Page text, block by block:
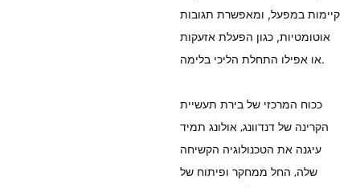
קיימות במפעל, ומאפשרת תגובות
אוטומטיות, כגון הפעלת אזעקות
או אפילו התחלת הליכי בלימה.
ככוח המרכזי של בירת תעשיית
הקרינה של דנדוונג, אולונג תמיד
עיגנה את הטכנולוגיה הקשיחה
שלה, החל ממחקר ופיתוח של